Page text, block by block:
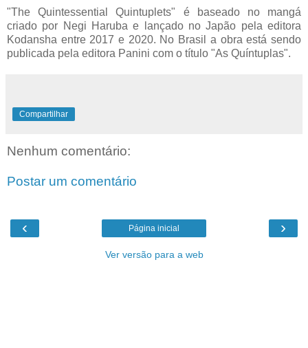
"The Quintessential Quintuplets" é baseado no mangá
criado por Negi Haruba e lançado no Japão pela editora
Kodansha entre 2017 e 2020. No Brasil a obra está sendo
publicada pela editora Panini com o título "As Quíntuplas".
Compartilhar
Nenhum comentário:
Postar um comentário
‹ ›
Página inicial
Ver versão para a web